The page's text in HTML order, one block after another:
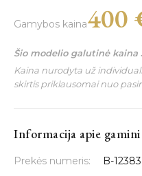
Gamybos kaina400
Šio modelio galutinė kaina
Kaina nurodyta už
skirtis priklausomai nuo
Informacija apie gamini
Prekės numeris:
B-12383